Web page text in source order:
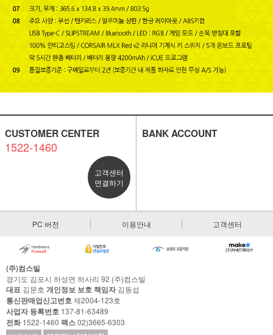
CUSTOMER CENTER
1522-1460
고객센터
연결하기
BANK ACCOUNT
PC 버전 이용안내 고객센터
(주)컴스빌
경기도 김포시 하성면 하사리 92 (주)컴스빌
대표 김문호 개인정보 보호 책임자김동섭
통신판매업신고번호제2004-123호
사업자 등록번호 137-81-63489
전화1522-1460 팩스02)3665-6303